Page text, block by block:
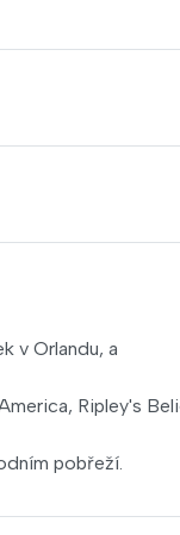
v Orlandu, a
Ripley's
pobřeží.